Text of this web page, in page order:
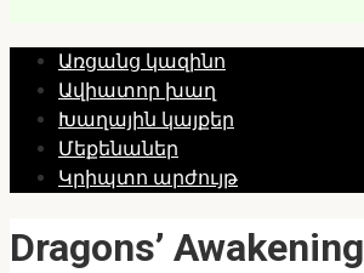
Առցանց կազինո
Ավիատոր խաղ
Խաղային կայքեր
Մեքենաներ
Կրիպտո արժույթ
Dragons’ Awakening